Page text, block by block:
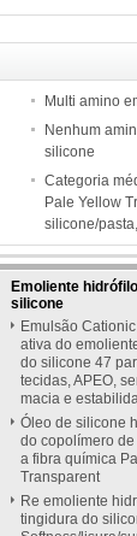
Multi amino
Nenhum
silicone
Categoria
Pale Yellow
silicone/
Emoliente
silicone
Emulsão
ativa do
do silicone 47
tecidas, APEO,
macia e
Óleo de silicone
do copolímero
a fibra química
Transparent
Re emoliente
tingidura do